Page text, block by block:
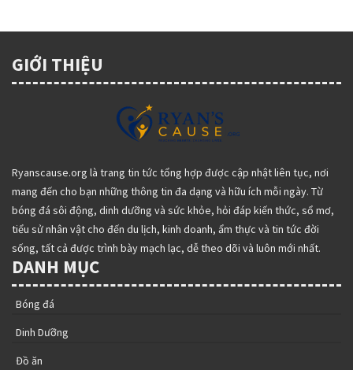
GIỚI THIỆU
Ryanscause.org là trang tin tức tổng hợp được cập nhật liên tục, nơi
mang đến cho bạn những thông tin đa dạng và hữu ích mỗi ngày. Từ
bóng đá sôi động, dinh dưỡng và sức khỏe, hỏi đáp kiến thức, sổ mơ,
tiểu sử nhân vật cho đến du lịch, kinh doanh, ẩm thực và tin tức đời
sống, tất cả được trình bày mạch lạc, dễ theo dõi và luôn mới nhất.
DANH MỤC
Bóng đá
Dinh Dưỡng
Đồ ăn